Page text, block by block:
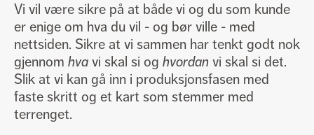
Vi vil være sikre på at både vi og du som kunde
er enige om hva du vil - og bør ville - med
nettsiden. Sikre at vi sammen har tenkt godt nok
gjennom hva vi skal si og hvordan vi skal si det.
Slik at vi kan gå inn i produksjonsfasen med
faste skritt og et kart som stemmer med
terrenget.
+47 51 84 48 00
Personvernerklæring
Vårt miljøarbeid
Facebook